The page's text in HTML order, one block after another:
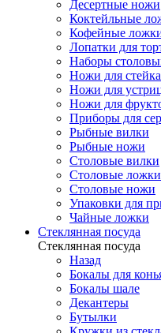
Десертные ножи
Коктейльные
Кофейные
Лопатки для
Наборы
Ножи для стейка
Ножи для
Ножи для
Приборы для
Рыбные вилки
Рыбные ножи
Столовые вилки
Столовые ложки
Столовые ножи
Упаковки для
Чайные ложки
Стеклянная посуда
Стеклянная посуда
Назад
Бокалы для
Бокалы шале
Декантеры
Бутылки